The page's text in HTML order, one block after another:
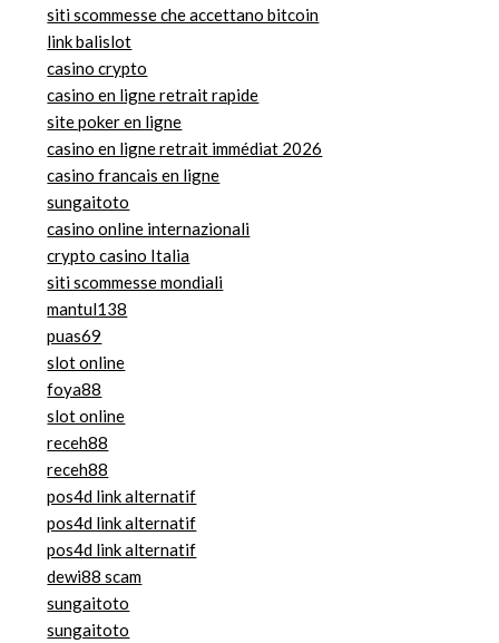
siti scommesse che accettano bitcoin
link balislot
casino crypto
casino en ligne retrait rapide
site poker en ligne
casino en ligne retrait immédiat 2026
casino francais en ligne
sungaitoto
casino online internazionali
crypto casino Italia
siti scommesse mondiali
mantul138
puas69
slot online
foya88
slot online
receh88
receh88
pos4d link alternatif
pos4d link alternatif
pos4d link alternatif
dewi88 scam
sungaitoto
sungaitoto